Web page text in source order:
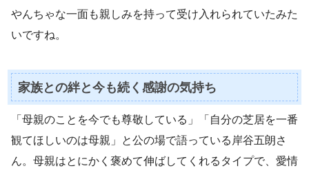
やんちゃな一面も親しみを持って受け入れられていたみた
いですね。
家族との絆と今も続く感謝の気持ち
「母親のことを今でも尊敬している」「自分の芝居を一番
観てほしいのは母親」と公の場で語っている岸谷五朗さ
ん。母親はとにかく褒めて伸ばしてくれるタイプで、愛情